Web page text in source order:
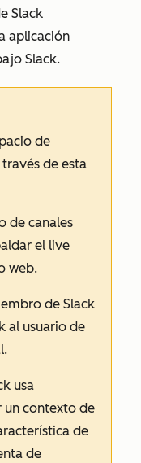
Slack
aplicación
Slack.
de
de esta
de canales
el live
web.
de Slack
al usuario de
usa
un contexto de
de
de